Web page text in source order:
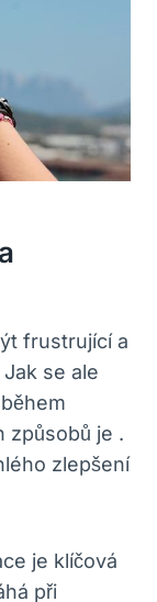
frustrující a
se ‌ale
způsobů je .
zlepšení
je klíčová
při